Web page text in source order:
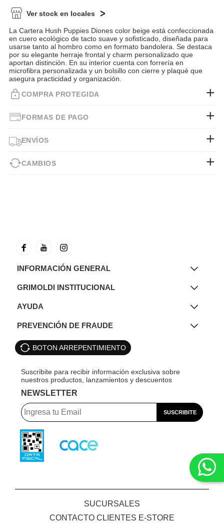
Ver stock en locales
La Cartera Hush Puppies Diones color beige está confeccionada
en cuero ecológico de tacto suave y sofisticado, diseñada para
usarse tanto al hombro como en formato bandolera. Se destaca
por su elegante herraje frontal y charm personalizado que
aportan distinción. En su interior cuenta con forrería en
microfibra personalizada y un bolsillo con cierre y plaqué que
asegura practicidad y organización.
COMPRA PROTEGIDA
FORMAS DE PAGO
ENVÍOS
CAMBIOS
INFORMACIÓN GENERAL
GRIMOLDI INSTITUCIONAL
AYUDA
PREVENCIÓN DE FRAUDE
SUCURSALES
CONTACTO CLIENTES E-STORE
BOTON ARREPENTIMIENTO
NEWSLETTER